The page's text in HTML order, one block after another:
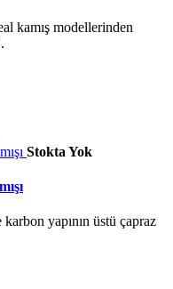
kamış modellerinden
Stokta Yok
yapının üstü çapraz